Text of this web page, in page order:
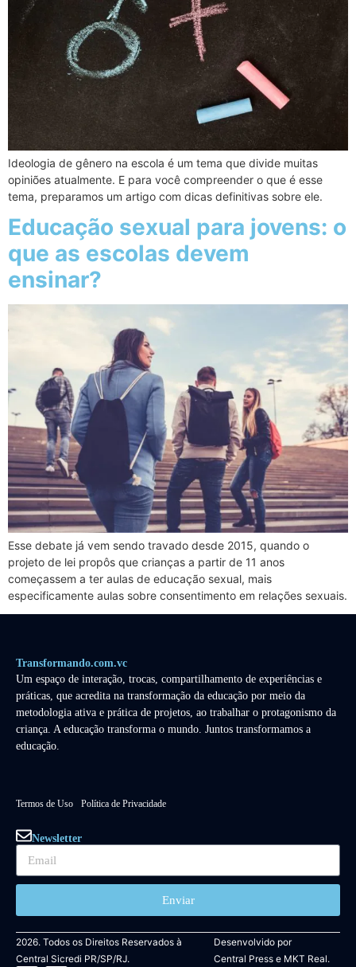
Ideologia de gênero na escola é um tema que divide muitas
opiniões atualmente. E para você compreender o que é esse
tema, preparamos um artigo com dicas definitivas sobre ele.
Educação sexual para jovens: o
que as escolas devem
ensinar?
Esse debate já vem sendo travado desde 2015, quando o
projeto de lei propôs que crianças a partir de 11 anos
começassem a ter aulas de educação sexual, mais
especificamente aulas sobre consentimento em relações sexuais.
Transformando.com.vc
Um espaço de interação, trocas, compartilhamento de experiências e
práticas, que acredita na transformação da educação por meio da
metodologia ativa e prática de projetos, ao trabalhar o protagonismo da
criança. A educação transforma o mundo. Juntos transformamos a
educação.
Termos de Uso Política de Privacidade
Newsletter
Enviar
2026. Todos os Direitos Reservados à
Central Sicredi PR/SP/RJ.
Desenvolvido por
Central Presse MKT Real.